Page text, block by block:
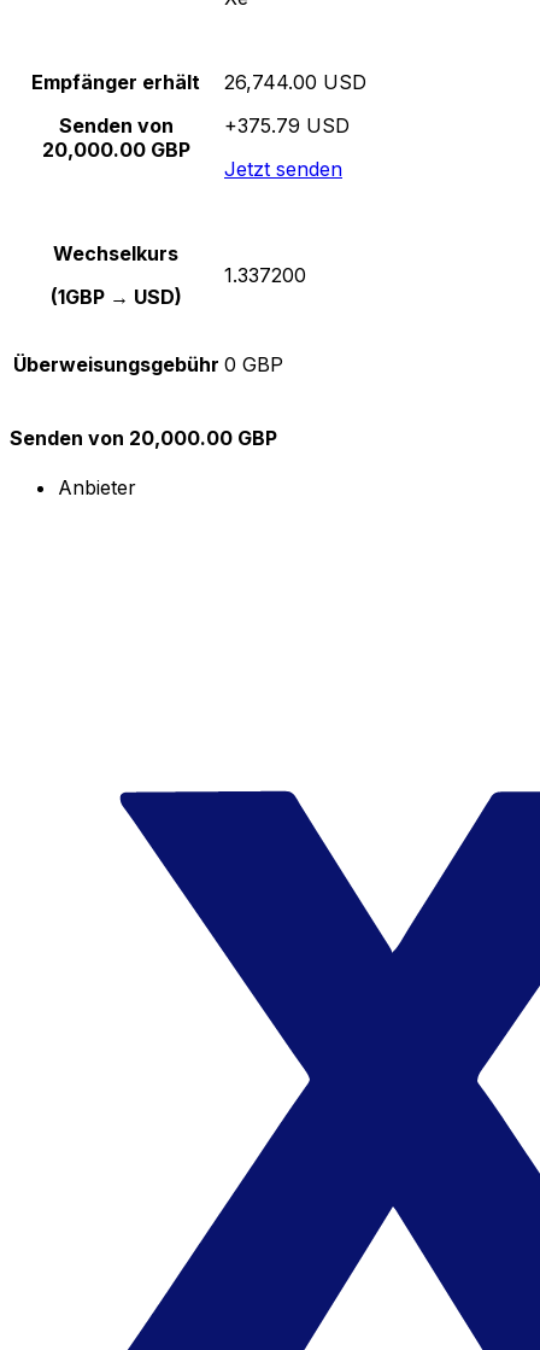
Empfänger erhält
Senden von
20,000.00 GBP
26,744.00 USD
+375.79 USD
Jetzt senden
Wechselkurs
(1GBP → USD)
1.337200
Überweisungsgebühr 0 GBP
Senden von 20,000.00 GBP
Anbieter